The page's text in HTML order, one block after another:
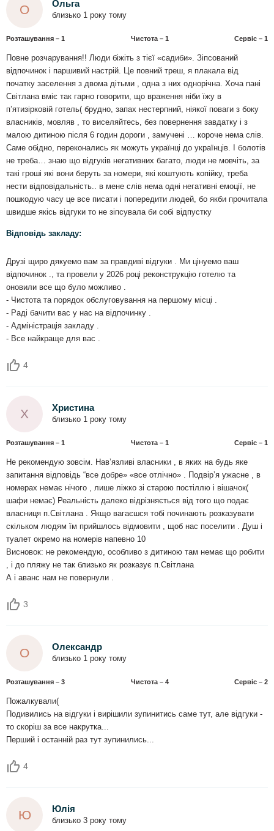
О Ольга
близько 1 року тому
Розташування – 1 Чистота – 1 Сервіс – 1
Повне розчарування!! Люди біжіть з тієї «садиби». Зіпсований
відпочинок і паршивий настрій. Це повний треш, я плакала від
початку заселення з двома дітьми , одна з них однорічна. Хоча пані
Світлана вміє так гарно говорити, що враження ніби їжу в
пʼятизірковій готель( брудно, запах нестерпний, ніякої поваги з боку
власників, мовляв , то виселяйтесь, без повернення завдатку і з
малою дитиною після 6 годин дороги , замучені … короче нема слів.
Саме обідно, переконались як можуть українці до українців. І болотів
не треба… знаю що відгуків негативних багато, люди не мовчіть, за
такі гроші які вони беруть за номери, які коштують копійку, треба
нести відповідальність.. в мене слів нема одні негативні емоції, не
пошкодую часу це все писати і попередити людей, бо якби прочитала
швидше якісь відгуки то не зіпсувала би собі відпустку
Відповідь закладу:
Друзі щиро дякуемо вам за правдиві відгуки . Ми цінуемо ваш
відпочинок ., та провели у 2026 році реконструкцію готелю та
оновили все що було можливо .
- Чистота та порядок обслуговування на першому місці .
- Раді бачити вас у нас на відпочинку .
- Адміністрація закладу .
- Все найкраще для вас .
4
Х Христина
близько 1 року тому
Розташування – 1 Чистота – 1 Сервіс – 1
Не рекомендую зовсім. Навʼязливі власники , в яких на будь яке
запитання відповідь “все добре» «все отлічно» . Подвірʼя ужасне , в
номерах немає нічого , лише ліжко зі старою постіллю і вішачок(
шафи немає) Реальність далеко відрізняється від того що подає
власниця п.Світлана . Якщо вагаєшся тобі починають розказувати
скільком людям їм прийшлось відмовити , щоб нас поселити . Душ і
туалет окремо на номерів напевно 10
Висновок: не рекомендую, особливо з дитиною там немає що робити
, і до пляжу не так близько як розказує п.Світлана
А і аванс нам не повернули .
3
О Олександр
близько 1 року тому
Розташування – 3 Чистота – 4 Сервіс – 2
Пожалкували(
Подивились на відгуки і вирішили зупинитись саме тут, але відгуки -
то скоріш за все накрутка...
Перший і останній раз тут зупинились...
4
Ю Юлія
близько 3 року тому